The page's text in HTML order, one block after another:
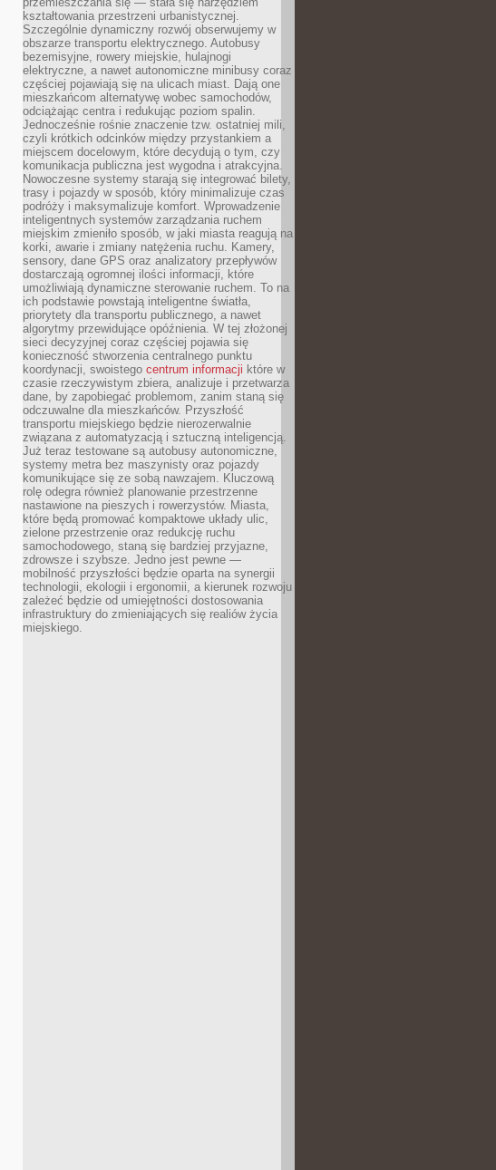
kształtowania przestrzeni urbanistycznej.
Szczególnie dynamiczny rozwój obserwujemy w
obszarze transportu elektrycznego. Autobusy
bezemisyjne, rowery miejskie, hulajnogi
elektryczne, a nawet autonomiczne minibusy coraz
częściej pojawiają się na ulicach miast. Dają one
mieszkańcom alternatywę wobec samochodów,
odciążając centra i redukując poziom spalin.
Jednocześnie rośnie znaczenie tzw. ostatniej mili,
czyli krótkich odcinków między przystankiem a
miejscem docelowym, które decydują o tym, czy
komunikacja publiczna jest wygodna i atrakcyjna.
Nowoczesne systemy starają się integrować bilety,
trasy i pojazdy w sposób, który minimalizuje czas
podróży i maksymalizuje komfort. Wprowadzenie
inteligentnych systemów zarządzania ruchem
miejskim zmieniło sposób, w jaki miasta reagują na
korki, awarie i zmiany natężenia ruchu. Kamery,
sensory, dane GPS oraz analizatory przepływów
dostarczają ogromnej ilości informacji, które
umożliwiają dynamiczne sterowanie ruchem. To na
ich podstawie powstają inteligentne światła,
priorytety dla transportu publicznego, a nawet
algorytmy przewidujące opóźnienia. W tej złożonej
sieci decyzyjnej coraz częściej pojawia się
konieczność stworzenia centralnego punktu
koordynacji, swoistego centrum informacji które w
czasie rzeczywistym zbiera, analizuje i przetwarza
dane, by zapobiegać problemom, zanim staną się
odczuwalne dla mieszkańców. Przyszłość
transportu miejskiego będzie nierozerwalnie
związana z automatyzacją i sztuczną inteligencją.
Już teraz testowane są autobusy autonomiczne,
systemy metra bez maszynisty oraz pojazdy
komunikujące się ze sobą nawzajem. Kluczową
rolę odegra również planowanie przestrzenne
nastawione na pieszych i rowerzystów. Miasta,
które będą promować kompaktowe układy ulic,
zielone przestrzenie oraz redukcję ruchu
samochodowego, staną się bardziej przyjazne,
zdrowsze i szybsze. Jedno jest pewne —
mobilność przyszłości będzie oparta na synergii
technologii, ekologii i ergonomii, a kierunek rozwoju
zależeć będzie od umiejętności dostosowania
infrastruktury do zmieniających się realiów życia
miejskiego.